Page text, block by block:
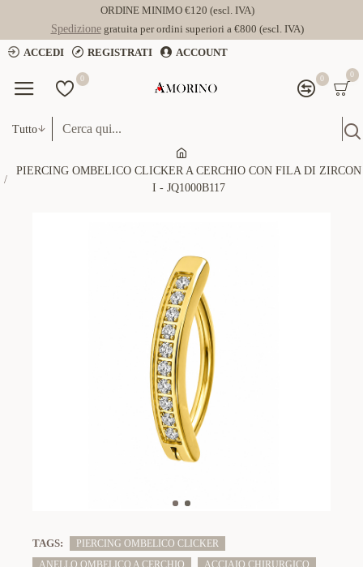
ORDINE MINIMO €120 (escl. IVA)
Spedizionegratuita per ordini superiori a €800 (escl. IVA)
ACCEDI
REGISTRATI ACCOUNT
0 0 0
Tutto
PIERCING OMBELICO CLICKER A CERCHIO CON FILA DI ZIRCON
I - JQ1000B117
TAGS:
PIERCING OMBELICO CLICKER
ANELLO OMBELICO A CERCHIO
ACCIAIO CHIRURGICO